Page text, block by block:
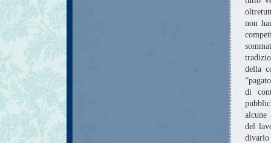
non
della
di
alcune
del
divario